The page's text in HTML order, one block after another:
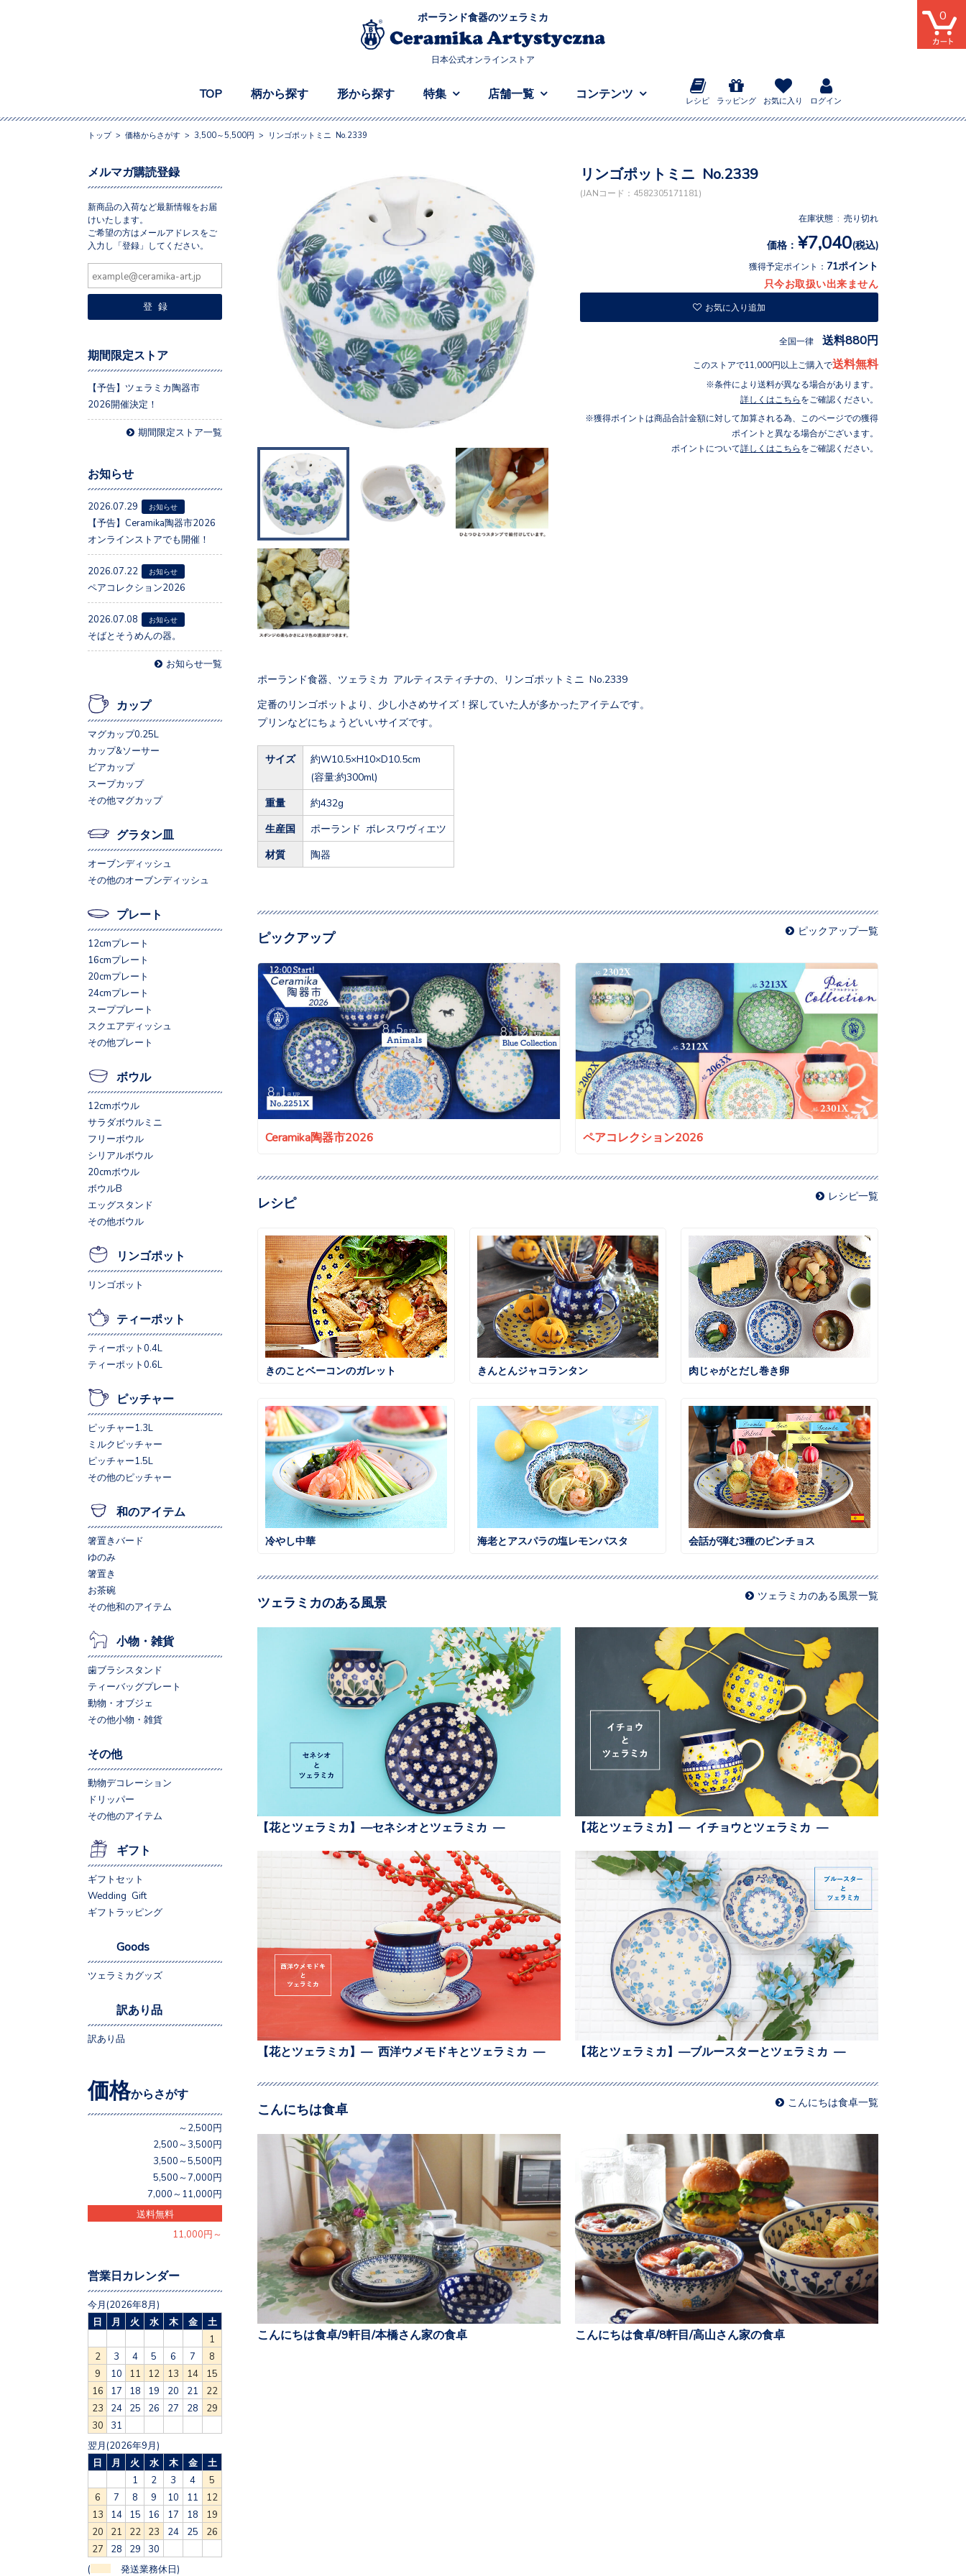
ポーランド食器のツェラミカ
日本公式オンラインストア
TOP 柄から探す 形から探す 特集 店舗一覧 コンテンツ
レシピ ラッピング お気に入り ログイン
0
トップ> 価格からさがす > 3,500～5,500円 > リンゴポットミニ No.2339
リンゴポットミニ No.2339
(JANコード：4582305171181)
在庫状態 : 売り切れ
価格： ¥7,040(税込)
獲得予定ポイント： 71ポイント
只今お取扱い出来ません
お気に入り追加
全国一律 送料880円
このストアで11,000円以上ご購入で送料無料
条件により送料が異なる場合があります。
詳しくはこちら をご確認ください。
獲得ポイントは商品合計金額に対して加算される為、このページでの獲得
ポイントと異なる場合がございます。
ポイントについて詳しくはこちら をご確認ください。
ポーランド食器、ツェラミカ アルティスティチナの、リンゴポットミニ No.2339
定番のリンゴポットより、少し小さめサイズ！探していた人が多かったアイテムです。
プリンなどにちょうどいいサイズです。
サイズ
約W10.5×H10×D10.5cm
(容量:約300ml)
重量 約432g
生産国 ポーランド ボレスワヴィエツ
材質 陶器
ピックアップ ピックアップ一覧
Ceramika陶器市2026 ペアコレクション2026
レシピ レシピ一覧
きのことベーコンのガレット きんとんジャコランタン 肉じゃがとだし巻き卵
冷やし中華 海老とアスパラの塩レモンパスタ 会話が弾む3種のピンチョス
ツェラミカのある風景 ツェラミカのある風景一覧
【花とツェラミカ】—セネシオとツェラミカ — 【花とツェラミカ】— イチョウとツェラミカ —
【花とツェラミカ】— 西洋ウメモドキとツェラミカ — 【花とツェラミカ】—ブルースターとツェラミカ —
こんにちは食卓 こんにちは食卓一覧
こんにちは食卓/9軒目/本橋さん家の食卓 こんにちは食卓/8軒目/高山さん家の食卓
メルマガ購読登録
新商品の入荷など最新情報をお届
けいたします。
ご希望の方はメールアドレスをご
入力し「登録」してください。
期間限定ストア
【予告】ツェラミカ陶器市
2026開催決定！
期間限定ストア一覧
お知らせ
2026.07.29 お知らせ
【予告】Ceramika陶器市2026
オンラインストアでも開催！
2026.07.22 お知らせ
ペアコレクション2026
2026.07.08 お知らせ
そばとそうめんの器。
お知らせ一覧
カップ
マグカップ0.25L
カップ&ソーサー
ビアカップ
スープカップ
その他マグカップ
グラタン皿
オーブンディッシュ
その他のオーブンディッシュ
プレート
12cmプレート
16cmプレート
20cmプレート
24cmプレート
スーププレート
スクエアディッシュ
その他プレート
ボウル
12cmボウル
サラダボウルミニ
フリーボウル
シリアルボウル
20cmボウル
ボウルB
エッグスタンド
その他ボウル
リンゴポット
リンゴポット
ティーポット
ティーポット0.4L
ティーポット0.6L
ピッチャー
ピッチャー1.3L
ミルクピッチャー
ピッチャー1.5L
その他のピッチャー
和のアイテム
箸置きバード
ゆのみ
箸置き
お茶碗
その他和のアイテム
小物・雑貨
歯ブラシスタンド
ティーバッグプレート
動物・オブジェ
その他小物・雑貨
その他
動物デコレーション
ドリッパー
その他のアイテム
ギフト
ギフトセット
Wedding Gift
ギフトラッピング
Goods
ツェラミカグッズ
訳あり品
訳あり品
価格からさがす
～2,500円
2,500～3,500円
3,500～5,500円
5,500～7,000円
7,000～11,000円
送料無料
11,000円～
営業日カレンダー
今月(2026年8月)
日
月 火 水 木 金
土
1
2
3 4 5 6 7
8
9
10 11 12 13 14
15
16
17 18 19 20 21
22
23
24 25 26 27 28
29
30
31
翌月(2026年9月)
日
月 火 水 木 金
土
1
2 3 4
5
6
7 8 9 10 11
12
13
14 15 16 17 18
19
20
21 22 23 24 25
26
27
28 29 30
( 発送業務休日)